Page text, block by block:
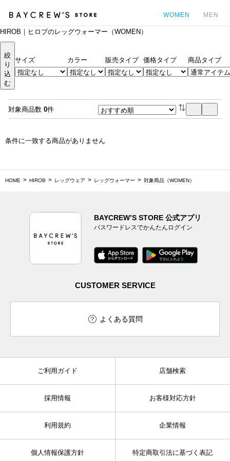
WOMEN MEN
HIROB｜ヒロブのレッグウォーマー（WOMEN）
絞
り
込
む
サイズ カラー 販売タイプ 価格タイプ 商品タイプ
対象商品数 0件
条件に一致する商品がありません
HOME HIROB レッグウェア レッグウォーマー 対象商品（WOMEN）
BAYCREW’S STORE 公式アプリ
パスワードレスでかんたんログイン
CUSTOMER SERVICE
よくある質問
ご利用ガイド 店舗検索
採用情報 お客様対応方針
利用規約 企業情報
個人情報保護方針 特定商取引法に基づく表記